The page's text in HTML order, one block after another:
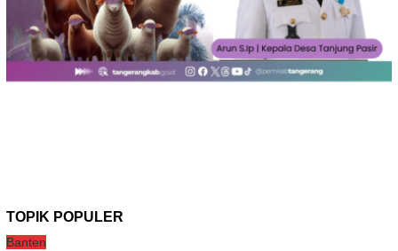
TOPIK POPULER
Banten